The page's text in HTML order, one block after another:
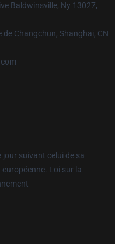
Baldwinsville, Ny 13027,
de Changchun, Shanghai, CN
jour suivant celui de sa
Loi sur la